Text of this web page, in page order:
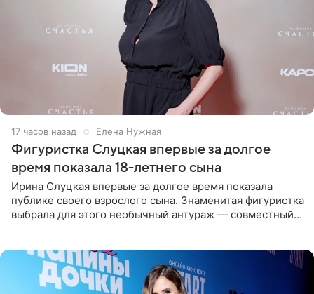
17 часов назад Елена Нужная
Фигуристка Слуцкая впервые за долгое
время показала 18-летнего сына
Ирина Слуцкая впервые за долгое время показала
публике своего взрослого сына. Знаменитая фигуристка
выбрала для этого необычный антураж — совместный